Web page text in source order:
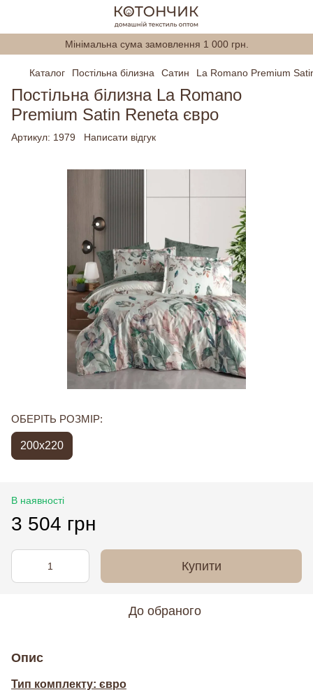
Мінімальна сума замовлення 1 000 грн.
Каталог Постільна білизна Сатин La Romano Premium
Постільна білизна La Romano
Premium Satin Reneta євро
Артикул: 1979 Написати відгук
ОБЕРІТЬ РОЗМІР:
200x220
В наявності
3 504 грн
Купити
До обраного
Опис
Тип комплекту: євро